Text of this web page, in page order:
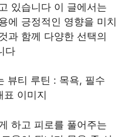
있습니다 이 글에서는
에 긍정적인 영향을 미치
과 함께 다양한 선택의
다
하고 피로를 풀어주는